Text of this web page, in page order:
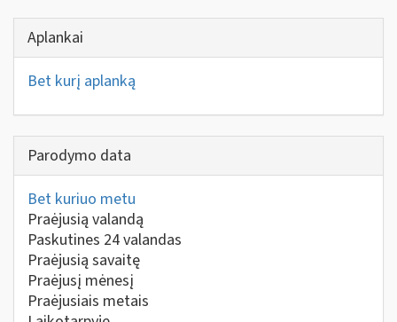
Aplankai
Bet kurį aplanką
Parodymo data
Bet kuriuo metu
Praėjusią valandą
Paskutines 24 valandas
Praėjusią savaitę
Praėjusį mėnesį
Praėjusiais metais